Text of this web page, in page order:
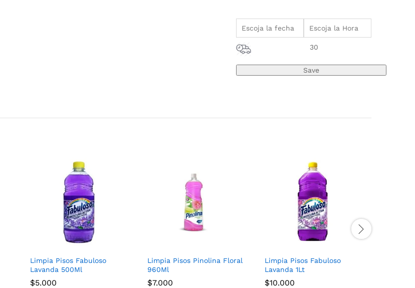
30
Limpia Pisos Fabuloso
Lavanda 500Ml
$5.000
Limpia Pisos Pinolina Floral
960Ml
$7.000
Limpia Pisos Fabuloso
Lavanda 1Lt
$10.000